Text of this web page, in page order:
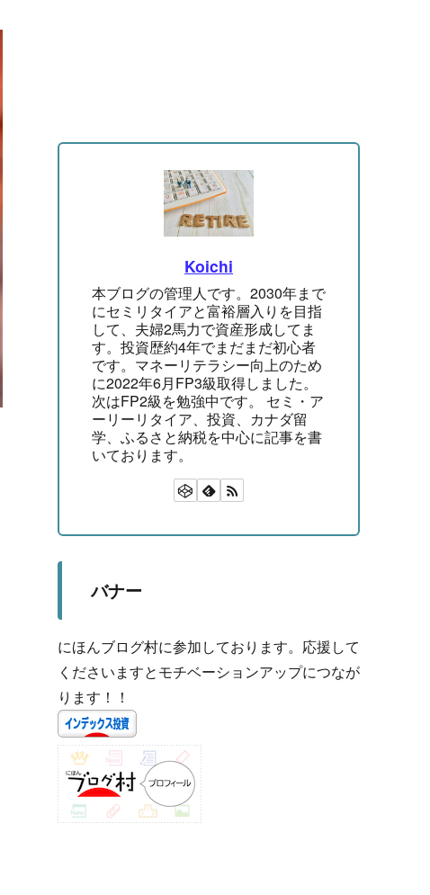
Koichi
本ブログの管理人です。2030年まで
にセミリタイアと富裕層入りを目指
して、夫婦2馬力で資産形成してま
す。投資歴約4年でまだまだ初心者
です。マネーリテラシー向上のため
に2022年6月FP3級取得しました。
次はFP2級を勉強中です。 セミ・ア
ーリーリタイア、投資、カナダ留
学、ふるさと納税を中心に記事を書
いております。
バナー
にほんブログ村に参加しております。応援して
くださいますとモチベーションアップにつなが
ります！！